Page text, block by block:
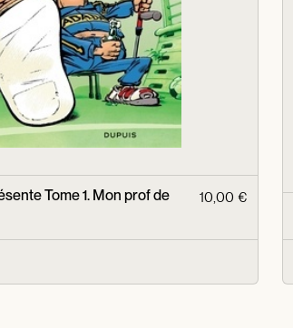
Tome 1. Mon prof de
10,00 €